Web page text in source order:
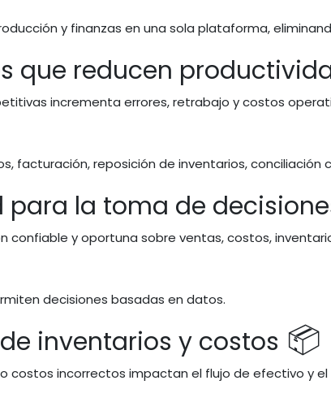
y finanzas en una sola plataforma,
que reducen
incrementa errores, retrabajo y costos
facturación, reposición de inventarios, conciliación
para la toma de
confiable y oportuna sobre ventas, costos,
decisiones basadas en datos.
inventarios y costos 📦
costos incorrectos impactan el flujo de efectivo y el